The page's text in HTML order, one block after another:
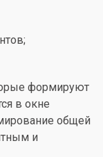
формируют
в окне
общей
и